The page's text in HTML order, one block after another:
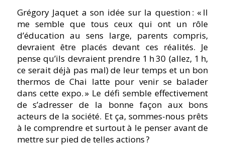
Grégory Jaquet a son idée sur la question : « Il
me semble que tous ceux qui ont un rôle
d’éducation au sens large, parents compris,
devraient être placés devant ces réalités. Je
pense qu’ils devraient prendre 1 h 30 (allez, 1 h,
ce serait déjà pas mal) de leur temps et un bon
thermos de Chai latte pour venir se balader
dans cette expo. » Le défi semble effectivement
de s’adresser de la bonne façon aux bons
acteurs de la société. Et ça, sommes-nous prêts
à le comprendre et surtout à le penser avant de
mettre sur pied de telles actions ?